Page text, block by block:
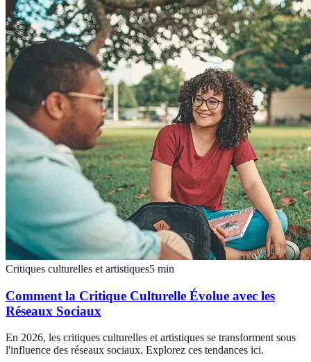
Critiques culturelles et artistiques5 min
Comment la Critique Culturelle Évolue avec les
Réseaux Sociaux
En 2026, les critiques culturelles et artistiques se transforment sous
l'influence des réseaux sociaux. Explorez ces tendances ici.